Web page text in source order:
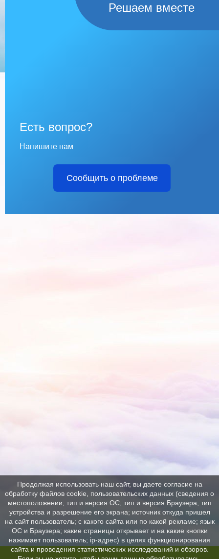
Решаем вместе
Есть вопрос?
Напишите нам
Сообщить о проблеме
Продолжая использовать наш сайт, вы даете согласие на
обработку файлов cookie, пользовательских данных (сведения о
местоположении; тип и версия ОС; тип и версия Браузера; тип
устройства и разрешение его экрана; источник откуда пришел
на сайт пользователь; с какого сайта или по какой рекламе; язык
ОС и Браузера; какие страницы открывает и на какие кнопки
нажимает пользователь; ip-адрес) в целях функционирования
сайта и проведения статистических исследований и обзоров.